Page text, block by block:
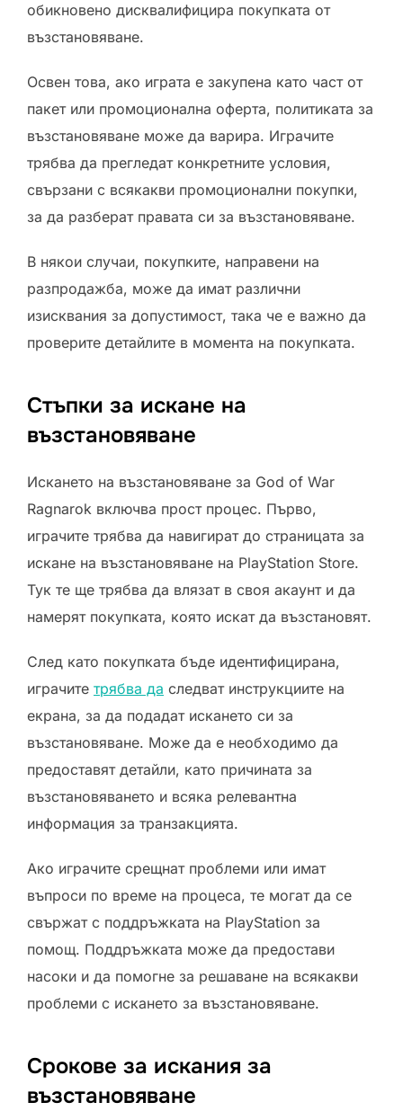
обикновено дисквалифицира покупката от
възстановяване.
Освен това, ако играта е закупена като част от
пакет или промоционална оферта, политиката за
възстановяване може да варира. Играчите
трябва да прегледат конкретните условия,
свързани с всякакви промоционални покупки,
за да разберат правата си за възстановяване.
В някои случаи, покупките, направени на
разпродажба, може да имат различни
изисквания за допустимост, така че е важно да
проверите детайлите в момента на покупката.
Стъпки за искане на
възстановяване
Искането на възстановяване за God of War
Ragnarok включва прост процес. Първо,
играчите трябва да навигират до страницата за
искане на възстановяване на PlayStation Store.
Тук те ще трябва да влязат в своя акаунт и да
намерят покупката, която искат да възстановят.
След като покупката бъде идентифицирана,
играчите трябва да следват инструкциите на
екрана, за да подадат искането си за
възстановяване. Може да е необходимо да
предоставят детайли, като причината за
възстановяването и всяка релевантна
информация за транзакцията.
Ако играчите срещнат проблеми или имат
въпроси по време на процеса, те могат да се
свържат с поддръжката на PlayStation за
помощ. Поддръжката може да предостави
насоки и да помогне за решаване на всякакви
проблеми с искането за възстановяване.
Срокове за искания за
възстановяване